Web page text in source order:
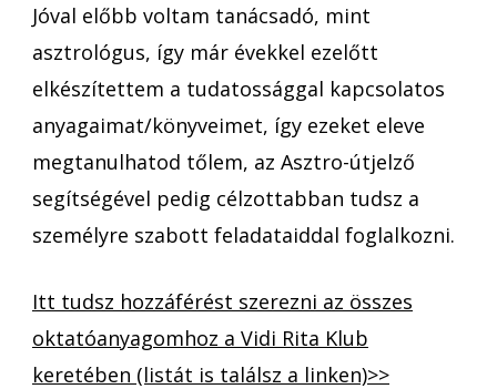
Jóval előbb voltam tanácsadó, mint
asztrológus, így már évekkel ezelőtt
elkészítettem a tudatossággal kapcsolatos
anyagaimat/könyveimet, így ezeket eleve
megtanulhatod tőlem, az Asztro-útjelző
segítségével pedig célzottabban tudsz a
személyre szabott feladataiddal foglalkozni.
Itt tudsz hozzáférést szerezni az összes
oktatóanyagomhoz a Vidi Rita Klub
keretében (listát is találsz a linken)>>